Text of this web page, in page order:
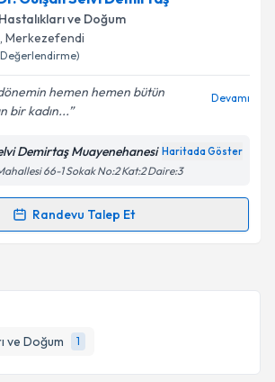
ve Doğum
1
ve Doğum
, Merkezefendi
Değerlendirme)
hemen hemen bütün
bir kadın...
Devamı
Demirtaş Muayenehanesi Haritada Göster
66-1 Sokak No:2 Kat:2 Daire:3
Randevu Talep Et
Talebi
hazırlandığında e-posta ile